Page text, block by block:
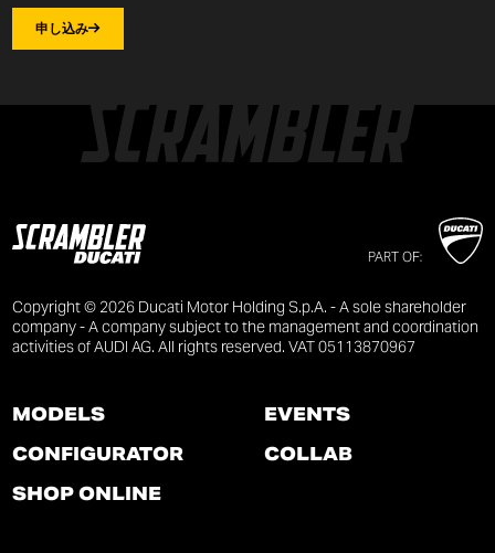
申し込み
PART OF:
Copyright © 2026 Ducati Motor Holding S.p.A. - A sole shareholder
company - A company subject to the management and coordination
activities of AUDI AG. All rights reserved. VAT 05113870967
MODELS
CONFIGURATOR
SHOP ONLINE
EVENTS
COLLAB